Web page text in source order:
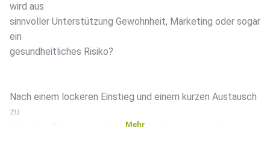
wird aus
sinnvoller Unterstützung Gewohnheit, Marketing oder sogar
ein
gesundheitliches Risiko?
Nach einem lockeren Einstieg und einem kurzen Austausch
zu
aktuellen Themen aus dem Alltag steigen wir in das
Mehr